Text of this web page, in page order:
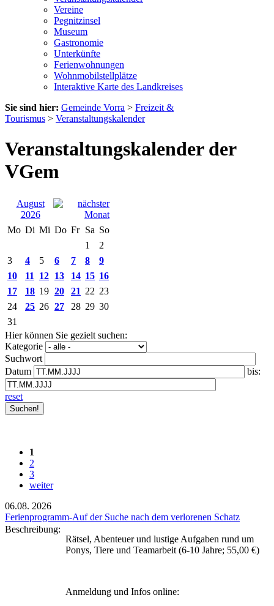
Vereine
Pegnitzinsel
Museum
Gastronomie
Unterkünfte
Ferienwohnungen
Wohnmobilstellplätze
Interaktive Karte des Landkreises
Sie sind hier: Gemeinde Vorra > Freizeit &
Tourismus > Veranstaltungskalender
Veranstaltungskalender der
VGem
August
2026
Mo Di Mi Do Fr Sa So
1
2
3
4 5 6 7 8
9
10
11 12 13 14 15 16
17
18 19 20 21 22 23
24
25 26 27 28 29 30
31
Hier können Sie gezielt suchen:
Kategorie
Suchwort
Datum
bis:
reset
1
2
3
weiter
06.08. 2026
Ferienprogramm-Auf der Suche nach dem verlorenen Schatz
Beschreibung:
Rätsel, Abenteuer und lustige Aufgaben rund um
Ponys, Tiere und Teamarbeit (6-10 Jahre; 55,00 €)
Anmeldung und Infos online: